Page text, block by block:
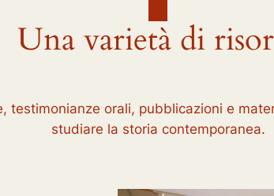
Una varietà di
testimonianze orali, pubblicazioni e
studiare la storia contemporanea.